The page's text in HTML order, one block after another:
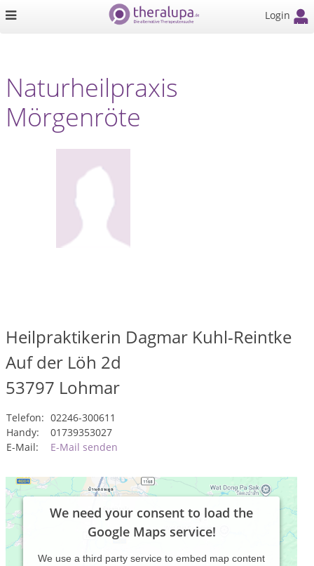
Login
Naturheilpraxis
Mörgenröte
Heilpraktikerin Dagmar Kuhl-Reintke
Auf der Löh 2d
53797 Lohmar
Telefon: 02246-300611
Handy:
01739353027
E-Mail:
E-Mail senden
We need your consent to load the
Google Maps service!
We use a third party service to embed map content